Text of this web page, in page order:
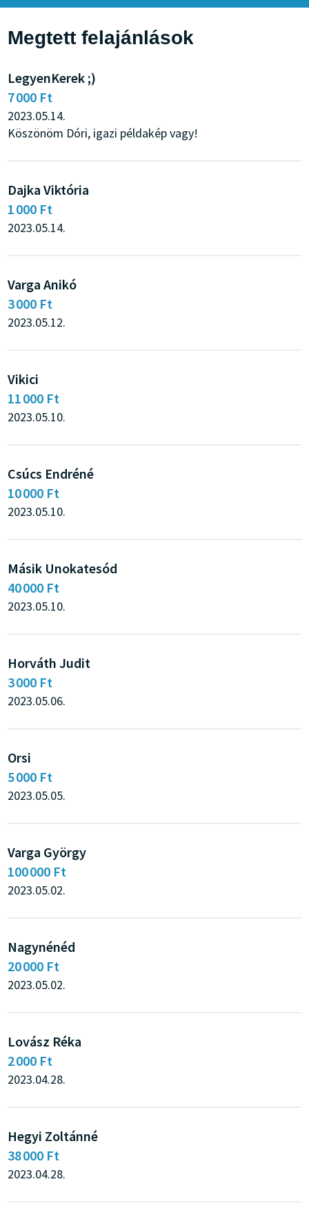
Megtett felajánlások
LegyenKerek ;)
7 000 Ft
2023.05.14.
Köszönöm Dóri, igazi példakép vagy!
Dajka Viktória
1 000 Ft
2023.05.14.
Varga Anikó
3 000 Ft
2023.05.12.
Vikici
11 000 Ft
2023.05.10.
Csúcs Endréné
10 000 Ft
2023.05.10.
Másik Unokatesód
40 000 Ft
2023.05.10.
Horváth Judit
3 000 Ft
2023.05.06.
Orsi
5 000 Ft
2023.05.05.
Varga György
100 000 Ft
2023.05.02.
Nagynénéd
20 000 Ft
2023.05.02.
Lovász Réka
2 000 Ft
2023.04.28.
Hegyi Zoltánné
38 000 Ft
2023.04.28.